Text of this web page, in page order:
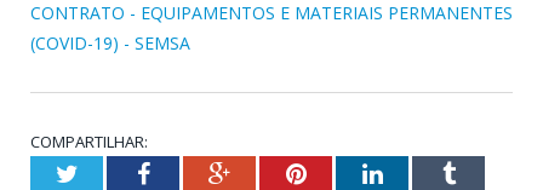
CONTRATO - EQUIPAMENTOS E MATERIAIS PERMANENTES
(COVID-19) - SEMSA
COMPARTILHAR:
TwitterFacebookGoogle+PinterestLinkedInTumblr